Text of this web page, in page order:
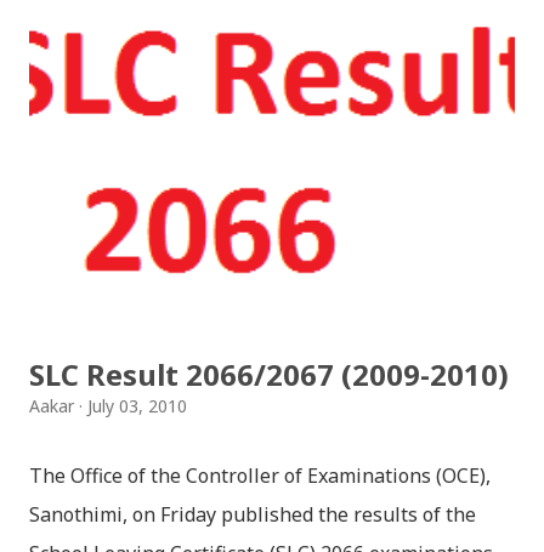
Download: Tihar Dhun (Deusi,Bhailo)/ तिहार धुन(देउसी
भैलो)- सुरसुधा नोट: यी अपलोड गरिएका गितसंगितहरु व्यावसायिक
प्रायोजनको लागि प्रयोग नगर्न आग्रह गर्दछौँ । इन्टरनेटमा भेटिएका
हौँ । तपाई यदि यी गित संगितको सर्जक हुनुहुन्छ र गित संगित यहाँबाट
हटाउनुपर्ने भए जानकारी गराउनुहोला । फेरी एकपटक शुभ दिपावलीको
हार्दिक मंगलमय शुभकामना व्यक्त गर्दछौँ ।
SLC Result 2066/2067 (2009-2010)
Aakar July 03, 2010
The Office of the Controller of Examinations (OCE),
Sanothimi, on Friday published the results of the